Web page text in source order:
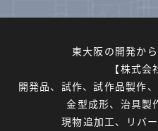
東大阪の開発か
【株式会
開発品、試作、試作品製作
金型成形、治具製
現物追加工、リバ